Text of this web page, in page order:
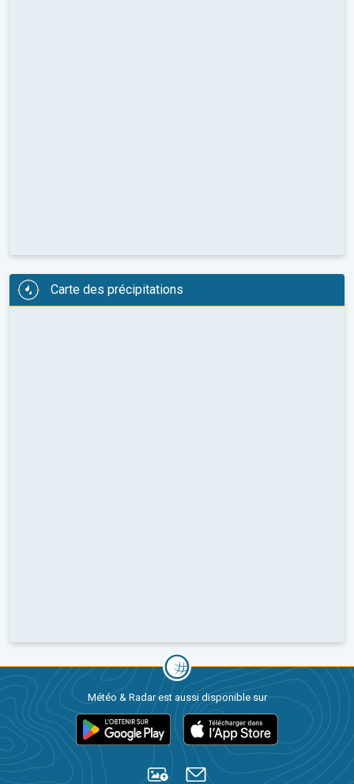
Carte des précipitations
Météo & Radar est aussi disponible sur